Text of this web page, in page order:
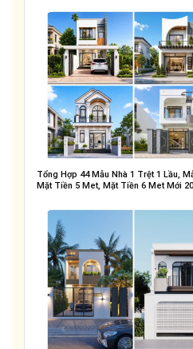
Tổng Hợp 44 Mẫu Nhà 1 Trệt 1 Lầu,
Mặt Tiền 5 Met, Mặt Tiền 6 Met Mới